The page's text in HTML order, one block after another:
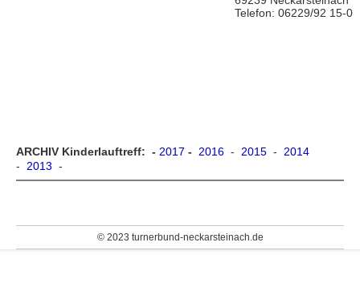
Telefon: 06229/92 15-0
ARCHIV Kinderlauftreff: - 2017 - 2016 - 2015 - 2014
- 2013 -
© 2023 turnerbund-neckarsteinach.de